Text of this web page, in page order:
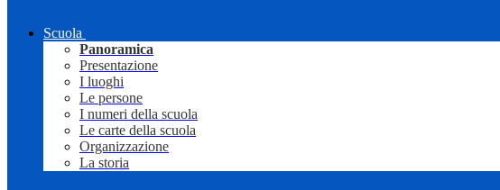
Scuola
Panoramica
Presentazione
I luoghi
Le persone
I numeri della scuola
Le carte della scuola
Organizzazione
La storia